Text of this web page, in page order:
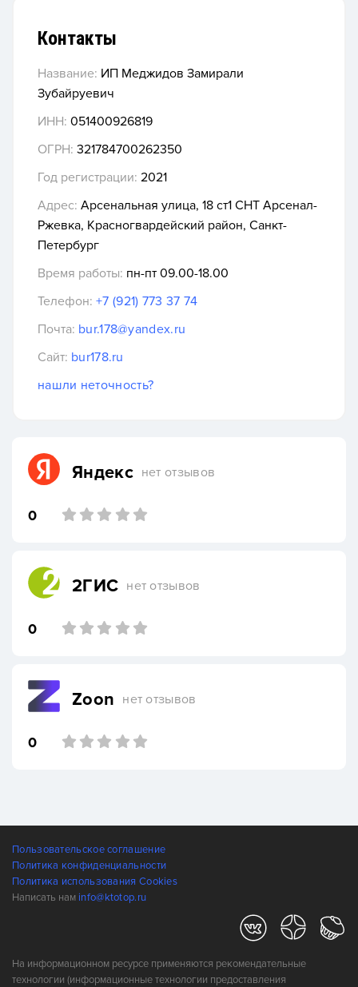
Контакты
Название: ИП Меджидов Замирали
Зубайруевич
ИНН: 051400926819
ОГРН: 321784700262350
Год регистрации: 2021
Адрес: Арсенальная улица, 18 ст1 СНТ Арсенал-
Ржевка, Красногвардейский район, Санкт-
Петербург
Время работы: пн-пт 09.00-18.00
Телефон: +7 (921) 773 37 74
Почта: bur.178@yandex.ru
Сайт: bur178.ru
нашли неточность?
Яндекс нет отзывов
0
2ГИС нет отзывов
0
Zoon нет отзывов
0
Пользовательское соглашение
Политика конфиденциальности
Политика использования Cookies
Написать нам info@ktotop.ru
На информационном ресурсе применяются рекомендательные
технологии (информационные технологии предоставления